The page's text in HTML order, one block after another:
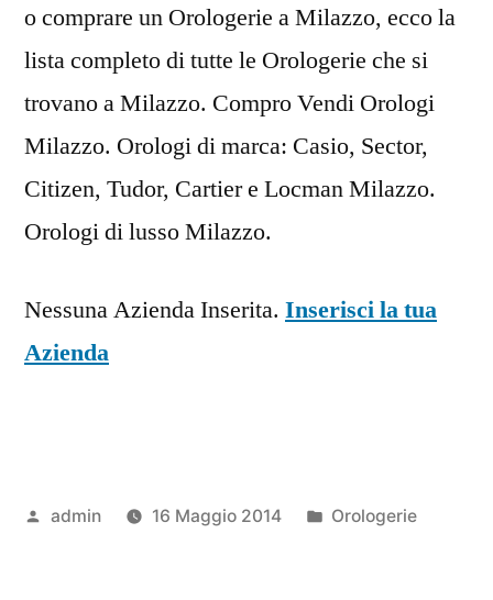
o comprare un Orologerie a Milazzo, ecco la
lista completo di tutte le Orologerie che si
trovano a Milazzo. Compro Vendi Orologi
Milazzo. Orologi di marca: Casio, Sector,
Citizen, Tudor, Cartier e Locman Milazzo.
Orologi di lusso Milazzo.
Nessuna Azienda Inserita. Inserisci la tua
Azienda
Pubblicato
admin 16 Maggio 2014
Pubblicato
Orologerie